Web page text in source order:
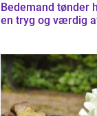
Bedemand tønder hjælp til
en tryg og værdig